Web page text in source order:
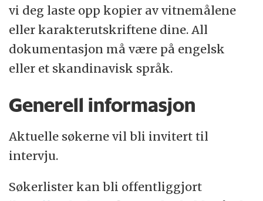
vi deg laste opp kopier av vitnemålene
eller karakterutskriftene dine. All
dokumentasjon må være på engelsk
eller et skandinavisk språk.
Generell informasjon
Aktuelle søkerne vil bli invitert til
intervju.
Søkerlister kan bli offentliggjort